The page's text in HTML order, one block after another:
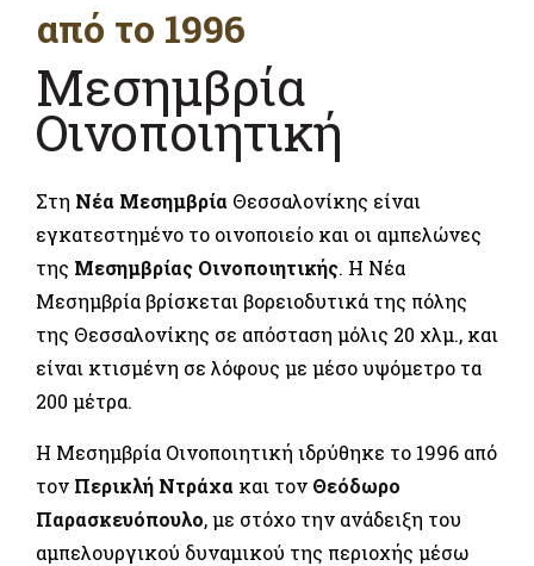
από το 1996
Μεσημβρία
Οινοποιητική
Στη Νέα Μεσημβρία Θεσσαλονίκης είναι
εγκατεστημένο το οινοποιείο και οι αμπελώνες
της Μεσημβρίας Οινοποιητικής. Η Νέα
Μεσημβρία βρίσκεται βορειοδυτικά της πόλης
της Θεσσαλονίκης σε απόσταση μόλις 20 χλμ., και
είναι κτισμένη σε λόφους με μέσο υψόμετρο τα
200 μέτρα.
Η Μεσημβρία Οινοποιητική ιδρύθηκε το 1996 από
τον Περικλή Ντράχα και τον Θεόδωρο
Παρασκευόπουλο, με στόχο την ανάδειξη του
αμπελουργικού δυναμικού της περιοχής μέσω